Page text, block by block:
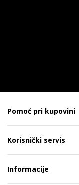
Pomoć pri kupovini
Korisnički servis
Informacije